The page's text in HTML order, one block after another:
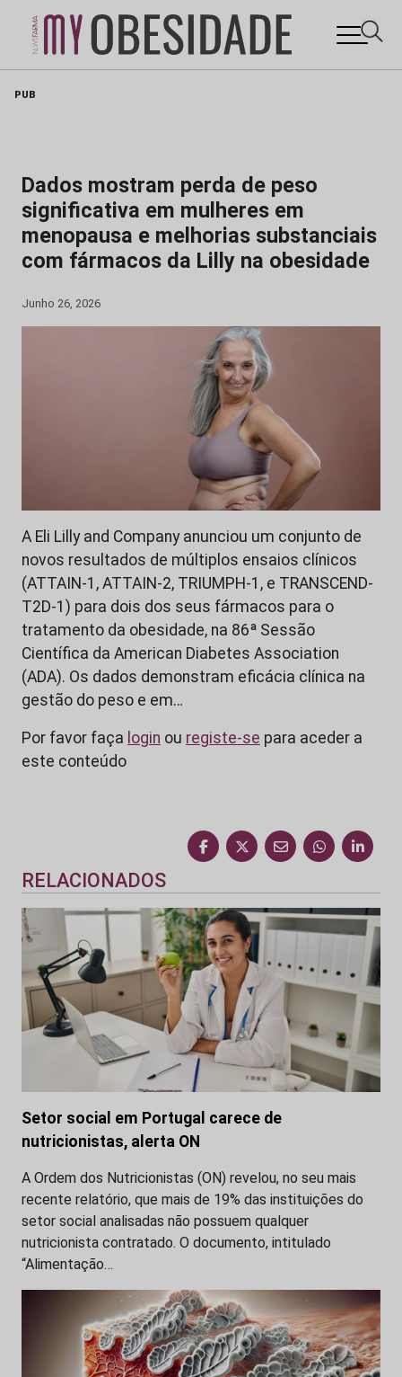
PUB
Dados mostram perda de peso
significativa em mulheres em
menopausa e melhorias substanciais
com fármacos da Lilly na obesidade
Junho 26, 2026
A Eli Lilly and Company anunciou um conjunto de
novos resultados de múltiplos ensaios clínicos
(ATTAIN-1, ATTAIN-2, TRIUMPH-1, e TRANSCEND-
T2D-1) para dois dos seus fármacos para o
tratamento da obesidade, na 86ª Sessão
Científica da American Diabetes Association
(ADA). Os dados demonstram eficácia clínica na
gestão do peso e em…
Por favor faça login ou registe-se para aceder a
este conteúdo
RELACIONADOS
Setor social em Portugal carece de
nutricionistas, alerta ON
A Ordem dos Nutricionistas (ON) revelou, no seu mais
recente relatório, que mais de 19% das instituições do
setor social analisadas não possuem qualquer
nutricionista contratado. O documento, intitulado
“Alimentação…